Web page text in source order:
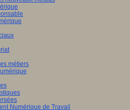
métiers
Numérique de Travail